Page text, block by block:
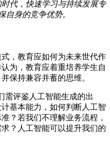
代，快速学习与持续发展专
自身的竞争优势。
，教育应如何为未来世代作
为，教育应着重培养学生自
保持兼容并蓄的思维。
需评鉴人工智能生成的出
基本能力，如何判断人工智
？若我们不理解业务流程，
？人工智能可以提升我们的